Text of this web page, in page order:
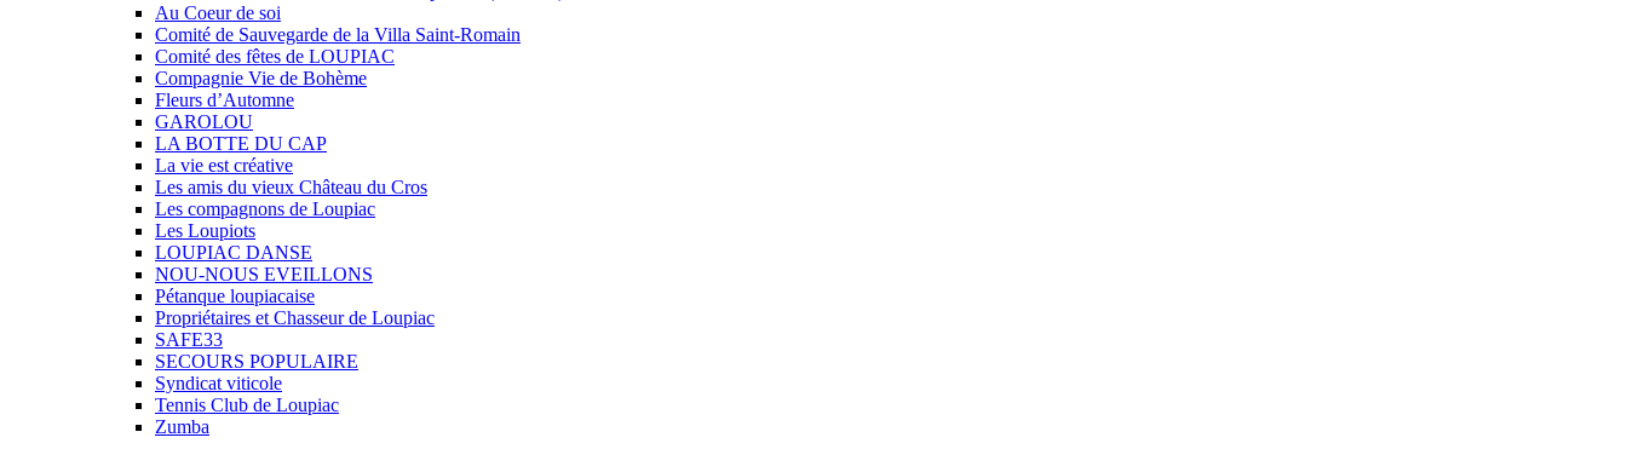
Au Coeur de soi
Comité de Sauvegarde de la Villa Saint-Romain
Comité des fêtes de LOUPIAC
Compagnie Vie de Bohème
Fleurs d’Automne
GAROLOU
LA BOTTE DU CAP
La vie est créative
Les amis du vieux Château du Cros
Les compagnons de Loupiac
Les Loupiots
LOUPIAC DANSE
NOU-NOUS EVEILLONS
Pétanque loupiacaise
Propriétaires et Chasseur de Loupiac
SAFE33
SECOURS POPULAIRE
Syndicat viticole
Tennis Club de Loupiac
Zumba